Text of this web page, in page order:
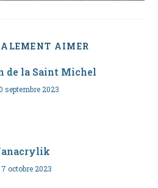
AIMER
de la Saint Michel
septembre 2023
7 octobre 2023